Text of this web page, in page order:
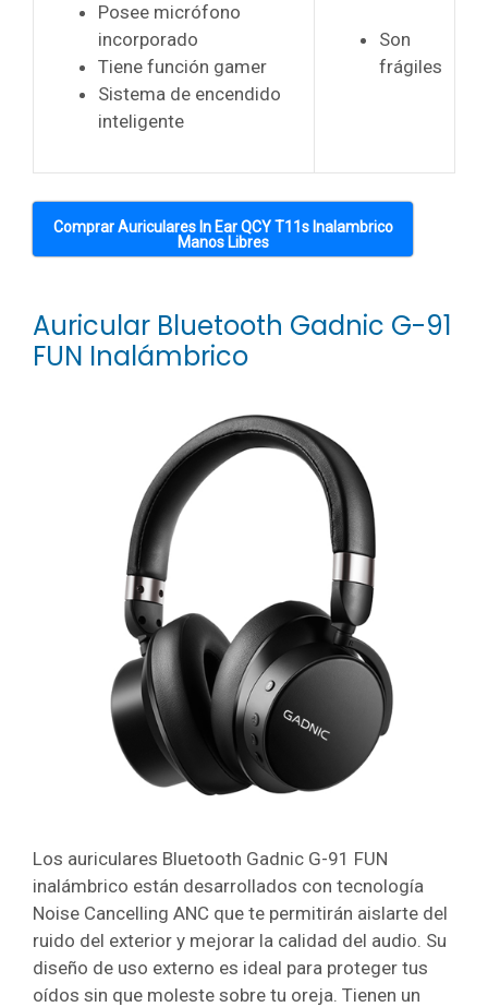
Posee micrófono
incorporado
Tiene función gamer
Sistema de encendido
inteligente
Son
frágiles
Comprar Auriculares In Ear QCY T11s Inalambrico
Manos Libres
Auricular Bluetooth Gadnic G-91
FUN Inalámbrico
Los auriculares Bluetooth Gadnic G-91 FUN
inalámbrico están desarrollados con tecnología
Noise Cancelling ANC que te permitirán aislarte del
ruido del exterior y mejorar la calidad del audio. Su
diseño de uso externo es ideal para proteger tus
oídos sin que moleste sobre tu oreja. Tienen un